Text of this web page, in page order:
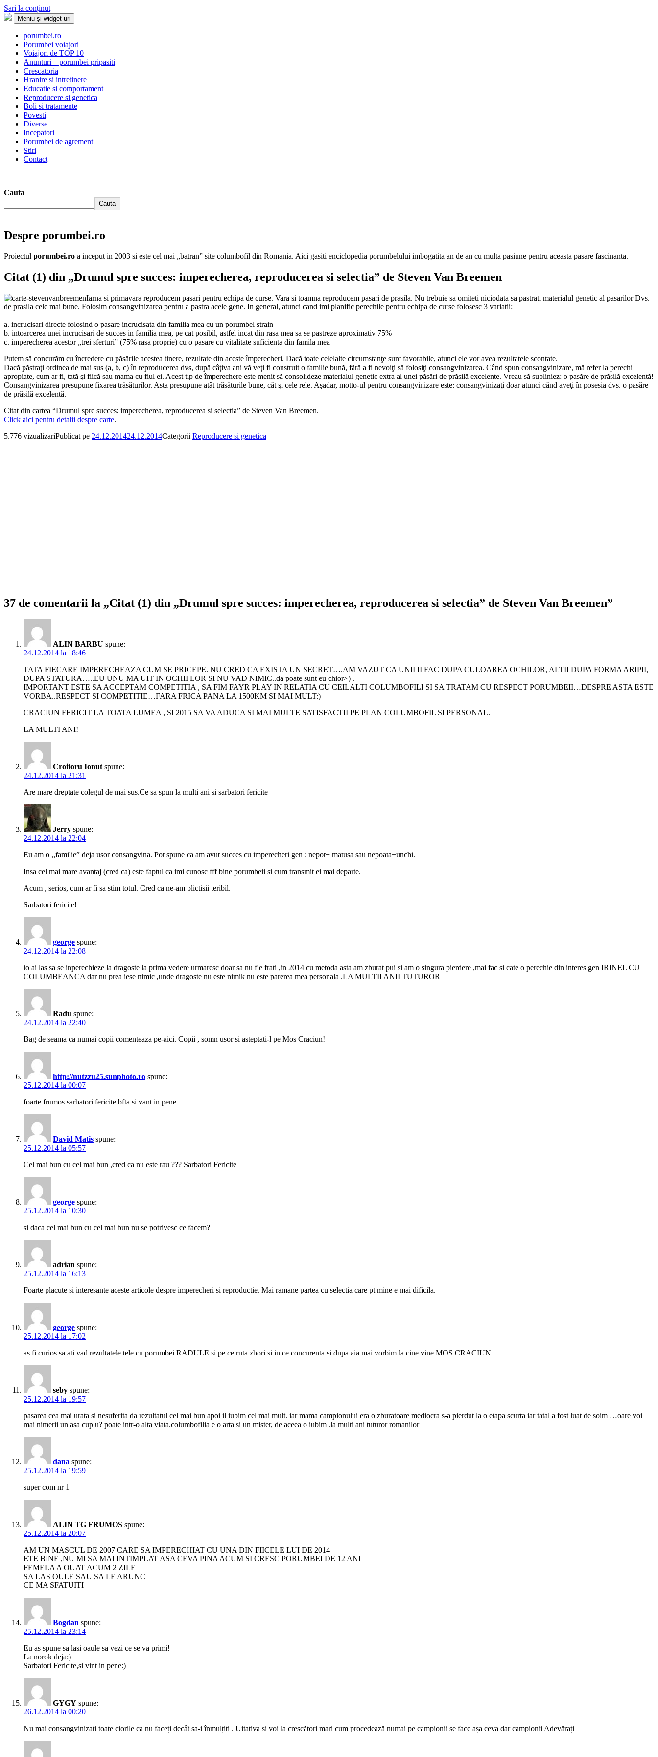
Sari la conținut
Porumbei.ro
Enciclopedia porumbelului
Meniu și widget-uri
porumbei.ro
Porumbei voiajori
Voiajori de TOP 10
Anunturi – porumbei pripasiti
Crescatoria
Hranire si intretinere
Educatie si comportament
Reproducere si genetica
Boli si tratamente
Povesti
Diverse
Incepatori
Porumbei de agrement
Stiri
Contact
Cauta
Cauta
Despre porumbei.ro
Proiectul porumbei.ro a inceput in 2003 si este cel mai „batran” site columbofil din Romania. Aici gasiti enciclopedia porumbelului imbogatita an de an cu multa pasiune pentru aceasta pasare fascinanta.
Citat (1) din „Drumul spre succes: imperecherea, reproducerea si selectia” de Steven Van Breemen
Iarna si primavara reproducem pasari pentru echipa de curse. Vara si toamna reproducem pasari de prasila. Nu trebuie sa omiteti niciodata sa pastrati materialul genetic al pasarilor Dvs.
de prasila cele mai bune. Folosim consangvinizarea pentru a pastra acele gene. In general, atunci cand imi planific perechile pentru echipa de curse folosesc 3 variatii:
a. incrucisari directe folosind o pasare incrucisata din familia mea cu un porumbel strain
b. intoarcerea unei incrucisari de succes in familia mea, pe cat posibil, astfel incat din rasa mea sa se pastreze aproximativ 75%
c. imperecherea acestor „trei sferturi” (75% rasa proprie) cu o pasare cu vitalitate suficienta din famila mea
Putem să concurăm cu încredere cu păsările acestea tinere, rezultate din aceste împerecheri. Dacă toate celelalte circumstanţe sunt favorabile, atunci ele vor avea rezultatele scontate.
Dacă păstraţi ordinea de mai sus (a, b, c) în reproducerea dvs, după câţiva ani vă veţi fi construit o familie bună, fără a fi nevoiţi să folosiţi consangvinizarea. Când spun consangvinizare, mă refer la perechi
apropiate, cum ar fi, tată şi fiică sau mama cu fiul ei. Acest tip de împerechere este menit să consolideze materialul genetic extra al unei păsări de prăsilă excelente. Vreau să subliniez: o pasăre de prăsilă excelentă!
Consangvinizarea presupune fixarea trăsăturilor. Asta presupune atât trăsăturile bune, cât şi cele rele. Aşadar, motto-ul pentru consangvinizare este: consangvinizaţi doar atunci când aveţi în posesia dvs. o pasăre
de prăsilă excelentă.
Citat din cartea “Drumul spre succes: imperecherea, reproducerea si selectia” de Steven Van Breemen.
Click aici pentru detalii despre carte.
5.776 vizualizariPublicat pe 24.12.201424.12.2014Categorii Reproducere si genetica
37 de comentarii la „Citat (1) din „Drumul spre succes: imperecherea, reproducerea si selectia” de Steven Van Breemen”
ALIN BARBU spune:
24.12.2014 la 18:46
TATA FIECARE IMPERECHEAZA CUM SE PRICEPE. NU CRED CA EXISTA UN SECRET….AM VAZUT CA UNII II FAC DUPA CULOAREA OCHILOR, ALTII DUPA FORMA ARIPII,
DUPA STATURA…..EU UNU MA UIT IN OCHII LOR SI NU VAD NIMIC..da poate sunt eu chior>) .
IMPORTANT ESTE SA ACCEPTAM COMPETITIA , SA FIM FAYR PLAY IN RELATIA CU CEILALTI COLUMBOFILI SI SA TRATAM CU RESPECT PORUMBEII…DESPRE ASTA ESTE
VORBA..RESPECT SI COMPETITIE…FARA FRICA PANA LA 1500KM SI MAI MULT:)
CRACIUN FERICIT LA TOATA LUMEA , SI 2015 SA VA ADUCA SI MAI MULTE SATISFACTII PE PLAN COLUMBOFIL SI PERSONAL.
LA MULTI ANI!
Croitoru Ionut spune:
24.12.2014 la 21:31
Are mare dreptate colegul de mai sus.Ce sa spun la multi ani si sarbatori fericite
Jerry spune:
24.12.2014 la 22:04
Eu am o ,,familie” deja usor consangvina. Pot spune ca am avut succes cu imperecheri gen : nepot+ matusa sau nepoata+unchi.
Insa cel mai mare avantaj (cred ca) este faptul ca imi cunosc fff bine porumbeii si cum transmit ei mai departe.
Acum , serios, cum ar fi sa stim totul. Cred ca ne-am plictisii teribil.
Sarbatori fericite!
george spune:
24.12.2014 la 22:08
io ai las sa se inperechieze la dragoste la prima vedere urmaresc doar sa nu fie frati ,in 2014 cu metoda asta am zburat pui si am o singura pierdere ,mai fac si cate o perechie din interes gen IRINEL CU
COLUMBEANCA dar nu prea iese nimic ,unde dragoste nu este nimik nu este parerea mea personala .LA MULTII ANII TUTUROR
Radu spune:
24.12.2014 la 22:40
Bag de seama ca numai copii comenteaza pe-aici. Copii , somn usor si asteptati-l pe Mos Craciun!
http://nutzzu25.sunphoto.ro spune:
25.12.2014 la 00:07
foarte frumos sarbatori fericite bfta si vant in pene
David Matis spune:
25.12.2014 la 05:57
Cel mai bun cu cel mai bun ,cred ca nu este rau ??? Sarbatori Fericite
george spune:
25.12.2014 la 10:30
si daca cel mai bun cu cel mai bun nu se potrivesc ce facem?
adrian spune:
25.12.2014 la 16:13
Foarte placute si interesante aceste articole despre imperecheri si reproductie. Mai ramane partea cu selectia care pt mine e mai dificila.
george spune:
25.12.2014 la 17:02
as fi curios sa ati vad rezultatele tele cu porumbei RADULE si pe ce ruta zbori si in ce concurenta si dupa aia mai vorbim la cine vine MOS CRACIUN
seby spune:
25.12.2014 la 19:57
pasarea cea mai urata si nesuferita da rezultatul cel mai bun apoi il iubim cel mai mult. iar mama campionului era o zburatoare mediocra s-a pierdut la o etapa scurta iar tatal a fost luat de soim …oare voi
mai nimerii un asa cuplu? poate intr-o alta viata.columbofilia e o arta si un mister, de aceea o iubim .la multi ani tuturor romanilor
dana spune:
25.12.2014 la 19:59
super com nr 1
ALIN TG FRUMOS spune:
25.12.2014 la 20:07
AM UN MASCUL DE 2007 CARE SA IMPERECHIAT CU UNA DIN FIICELE LUI DE 2014
ETE BINE ,NU MI SA MAI INTIMPLAT ASA CEVA PINA ACUM SI CRESC PORUMBEI DE 12 ANI
FEMELA A OUAT ACUM 2 ZILE
SA LAS OULE SAU SA LE ARUNC
CE MA SFATUITI
Bogdan spune:
25.12.2014 la 23:14
Eu as spune sa lasi oaule sa vezi ce se va primi!
La norok deja:)
Sarbatori Fericite,si vint in pene:)
GYGY spune:
26.12.2014 la 00:20
Nu mai consangvinizati toate ciorile ca nu faceți decât sa-i înmulțiti . Uitativa si voi la crescători mari cum procedează numai pe campionii se face așa ceva dar campionii Adevărați